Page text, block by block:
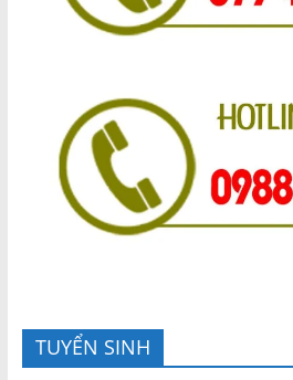
TUYỂN SINH